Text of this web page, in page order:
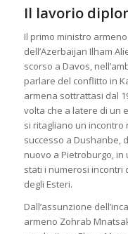
Il lavorio
Il primo ministro
dell’Azerbaijan Ilham
scorso a Davos,
parlare del conflitto in
armena sottrattasi dal
volta che a latere di un
si ritagliano un incontro
successo a Dushanbe,
nuovo a Pietroburgo, in
stati i numerosi incontri
degli Esteri.
Dall’assunzione
armeno Zohrab